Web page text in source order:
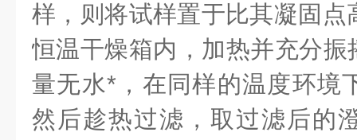
样，则将试样置于比其凝固
恒温干燥箱内，加热并充分
量无水*，在同样的温度环境
然后趁热过滤，取过滤后的